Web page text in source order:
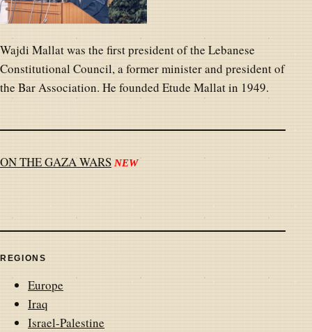
Wajdi Mallat was the first president of the Lebanese
Constitutional Council, a former minister and president of
the Bar Association. He founded Etude Mallat in 1949.
ON THE GAZA WARS NEW
REGIONS
Europe
Iraq
Israel-Palestine